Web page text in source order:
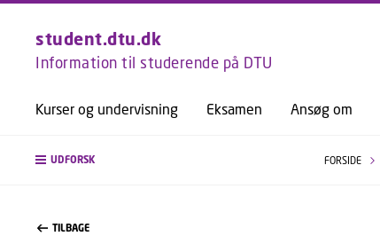
student.dtu.dk
Information til studerende på DTU
Kurser og undervisning Eksamen Ansøg om
UDFORSK FORSIDE
TILBAGE